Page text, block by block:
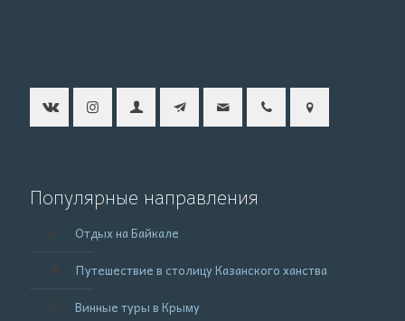
Популярные направления
Отдых на Байкале
Путешествие в столицу Казанского ханства
Винные туры в Крыму